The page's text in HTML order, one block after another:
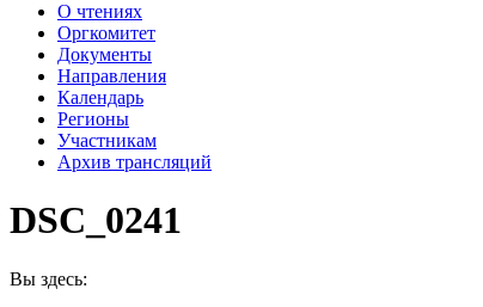
О чтениях
Оргкомитет
Документы
Направления
Календарь
Регионы
Участникам
Архив трансляций
DSC_0241
Вы здесь: